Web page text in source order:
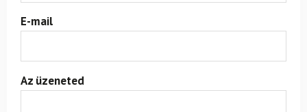
E-mail
Az üzeneted